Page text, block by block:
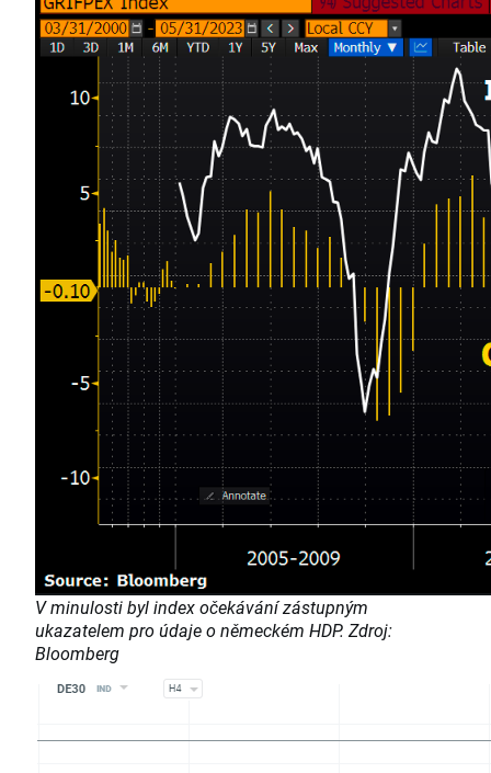
V minulosti byl index očekávání zástupným
ukazatelem pro údaje o německém HDP. Zdroj:
Bloomberg